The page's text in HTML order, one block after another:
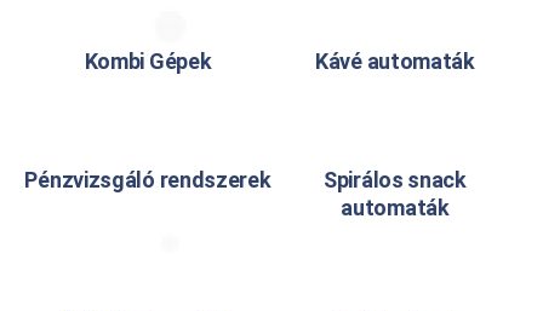
Kombi Gépek Kávé automaták
Pénzvizsgáló rendszerek
Spirálos snack
automaták